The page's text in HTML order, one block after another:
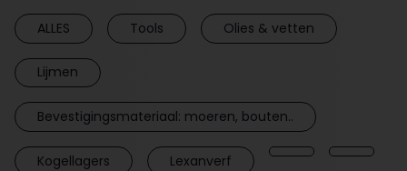
ALLES Tools Olies & vetten
Lijmen
Bevestigingsmateriaal: moeren, bouten..
Kogellagers Lexanverf